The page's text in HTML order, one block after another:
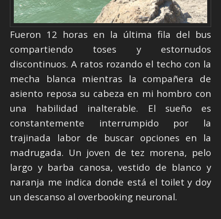
Fueron 12 horas en la última fila del bus
compartiendo toses y estornudos
discontinuos. A ratos rozando el techo con la
mecha blanca mientras la compañera de
asiento reposa su cabeza en mi hombro con
una habilidad inalterable. El sueño es
constantemente interrumpido por la
trajinada labor de buscar opciones en la
madrugada. Un joven de tez morena, pelo
largo y barba canosa, vestido de blanco y
naranja me indica donde está el toilet y doy
un descanso al overbooking neuronal.